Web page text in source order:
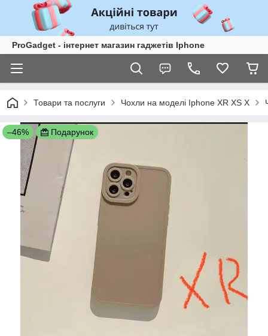
ProGadget - iнтернет магазин гаджетів Iphone
Товари та послуги Чохли на моделі Iphone XR XS X
–46% Подарунок